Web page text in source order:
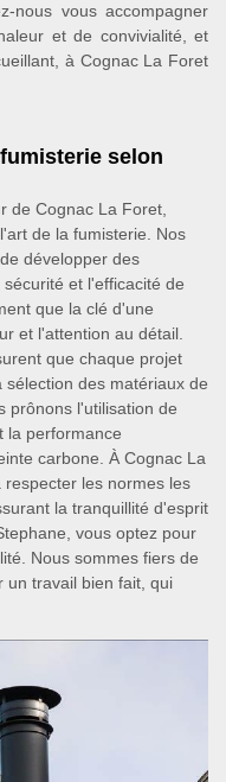
nous vous accompagner
et de convivialité, et
à Cognac La Foret
selon
de Cognac La Foret,
de la fumisterie. Nos
développer des
et l'efficacité de
que la clé d'une
et l'attention au détail.
que chaque projet
des matériaux de
prônons l'utilisation de
la performance
carbone. À Cognac La
les normes les
la tranquillité d'esprit
vous optez pour
Nous sommes fiers de
un travail bien fait, qui